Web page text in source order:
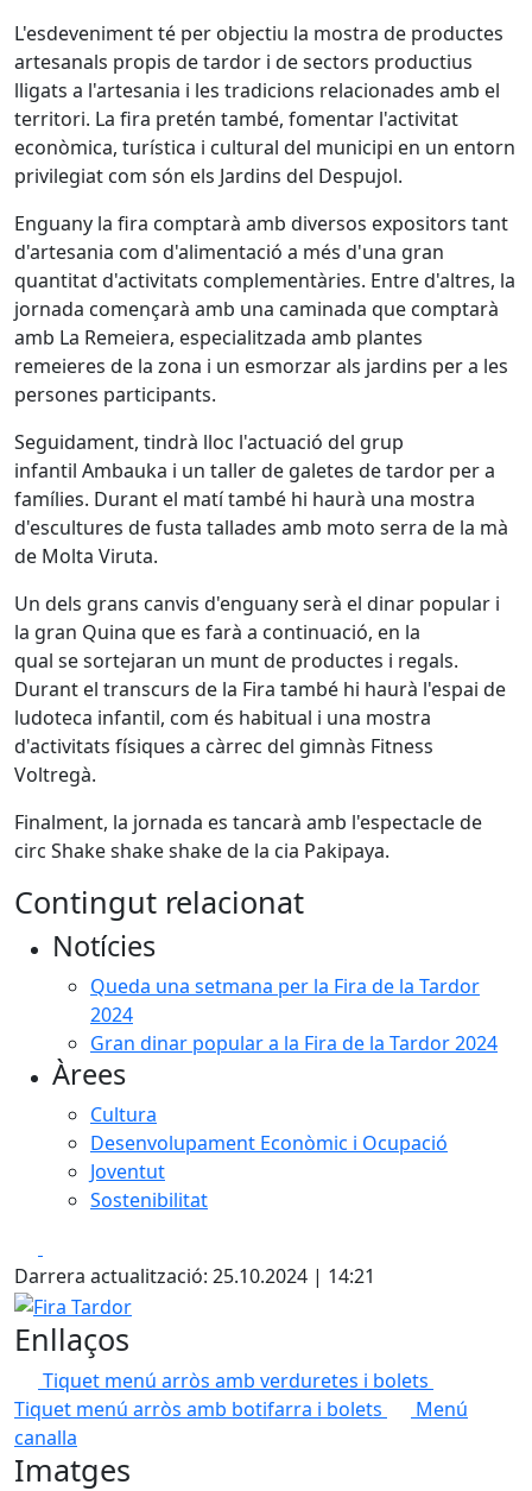
L'esdeveniment té per objectiu la mostra de productes
artesanals propis de tardor i de sectors productius
lligats a l'artesania i les tradicions relacionades amb el
territori. La fira pretén també, fomentar l'activitat
econòmica, turística i cultural del municipi en un entorn
privilegiat com són els Jardins del Despujol.
Enguany la fira comptarà amb diversos expositors tant
d'artesania com d'alimentació a més d'una gran
quantitat d'activitats complementàries. Entre d'altres, la
jornada començarà amb una caminada que comptarà
amb La Remeiera, especialitzada amb plantes
remeieres de la zona i un esmorzar als jardins per a les
persones participants.
Seguidament, tindrà lloc l'actuació del grup
infantil Ambauka i un taller de galetes de tardor per a
famílies. Durant el matí també hi haurà una mostra
d'escultures de fusta tallades amb moto serra de la mà
de Molta Viruta.
Un dels grans canvis d'enguany serà el dinar popular i
la gran Quina que es farà a continuació, en la
qual se sortejaran un munt de productes i regals.
Durant el transcurs de la Fira també hi haurà l'espai de
ludoteca infantil, com és habitual i una mostra
d'activitats físiques a càrrec del gimnàs Fitness
Voltregà.
Finalment, la jornada es tancarà amb l'espectacle de
circ Shake shake shake de la cia Pakipaya.
Contingut relacionat
Notícies
Queda una setmana per la Fira de la Tardor
2024
Gran dinar popular a la Fira de la Tardor 2024
Àrees
Cultura
Desenvolupament Econòmic i Ocupació
Joventut
Sostenibilitat
Darrera actualització: 25.10.2024 | 14:21
Fira Tardor
Enllaços
Tiquet menú arròs amb verduretes i bolets
Tiquet menú arròs amb botifarra i bolets
Menú
canalla
Imatges